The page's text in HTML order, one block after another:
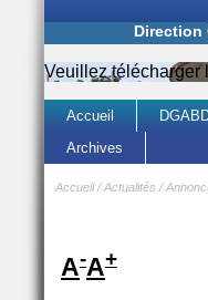
Direction
Veuillez télécharger
Accueil
Archives
Accueil /Actualités /
A-A+